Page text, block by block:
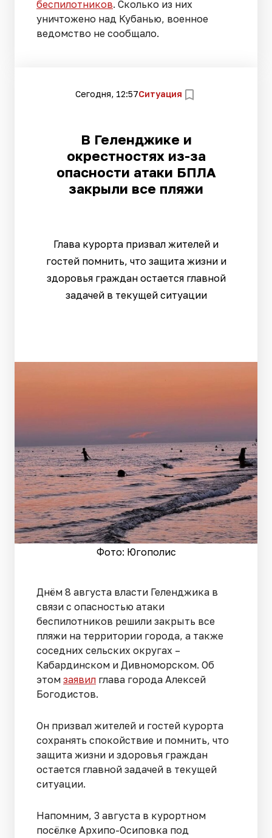
беспилотников. Сколько из них
уничтожено над Кубанью, военное
ведомство не сообщало.
Сегодня, 12:57Ситуация
В Геленджике и
окрестностях из-за
опасности атаки БПЛА
закрыли все пляжи
Глава курорта призвал жителей и
гостей помнить, что защита жизни и
здоровья граждан остается главной
задачей в текущей ситуации
Фото: Югополис
Днём 8 августа власти Геленджика в
связи с опасностью атаки
беспилотников решили закрыть все
пляжи на территории города, а также
соседних сельских округах –
Кабардинском и Дивноморском. Об
этом заявил глава города Алексей
Богодистов.
Он призвал жителей и гостей курорта
сохранять спокойствие и помнить, что
защита жизни и здоровья граждан
остается главной задачей в текущей
ситуации.
Напомним, 3 августа в курортном
посёлке Архипо-Осиповка под